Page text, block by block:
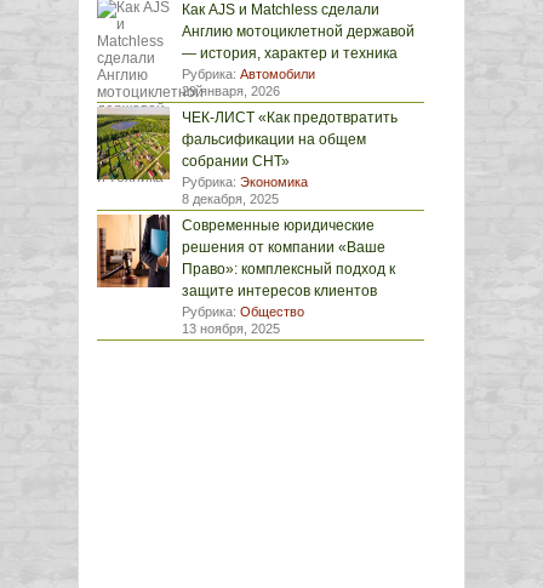
Как AJS и Matchless сделали
Англию мотоциклетной державой
— история, характер и техника
Рубрика: Автомобили
29 января, 2026
ЧЕК-ЛИСТ «Как предотвратить
фальсификации на общем
собрании СНТ»
Рубрика: Экономика
8 декабря, 2025
Современные юридические
решения от компании «Ваше
Право»: комплексный подход к
защите интересов клиентов
Рубрика: Общество
13 ноября, 2025